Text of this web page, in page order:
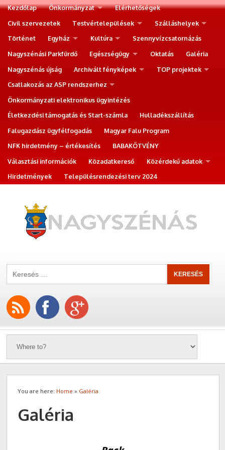
Kezdőlap Önkormányzat
Elérhetőségek
Civil szervezetek
Testvértelepülések
Szálláshelyek
Történet
Egyház Kultúra
Szennyvízcsatornázás
Nagyszénási Parkfürdő
Egészségügy Oktatás
Galéria
Nagyszénás újság
Archivált fényképek
TOP projektek
Csatlakozás az ASP rendszerhez
Önkormányzati elektronikus ügyintézés
Életkezdési támogatás és Start-számla
Hulladékszállítás
Falugazdász ügyfélfogadás
Magyar Falu Program
NFK hirdetmény – értékesítés
BABAKÖTVÉNY
Választási információk
Közadatkereső
Közérdekű adatok
Hirdetmények
Településrendezési terv 2024
You are here: Home » Galéria
Galéria